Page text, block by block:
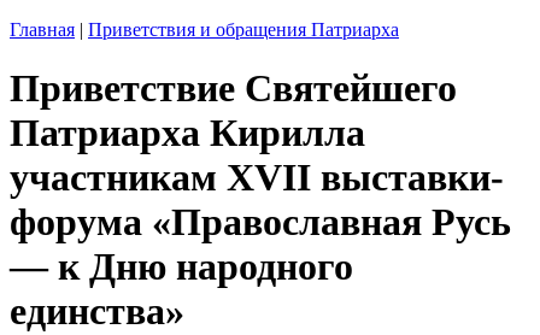
Главная | Приветствия и обращения Патриарха
Приветствие Святейшего
Патриарха Кирилла
участникам XVII выставки-
форума «Православная Русь
— к Дню народного
единства»